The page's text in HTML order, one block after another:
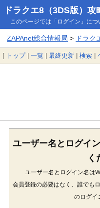
ドラクエ8（3DS版）攻
このページでは「ログイン」につ
ZAPAnet総合情報局 > ドラク
[ トップ| 一覧 | 最終更新 | 検索 |
ユーザー名とログイ
く
ユーザー名とログイン名は
会員登録の必要はなく、誰でも
のログイ